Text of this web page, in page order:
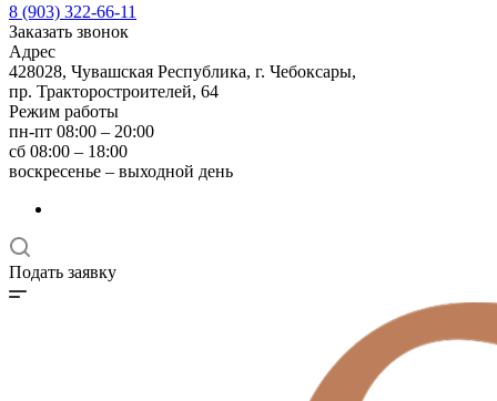
8 (903) 322-66-11
Заказать звонок
Адрес
428028, Чувашская Республика, г. Чебоксары,
пр. Тракторостроителей, 64
Режим работы
пн-пт 08:00 – 20:00
сб 08:00 – 18:00
воскресенье – выходной день
Подать заявку